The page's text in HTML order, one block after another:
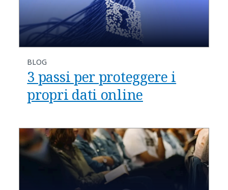
BLOG
3 passi per proteggere i
propri dati online